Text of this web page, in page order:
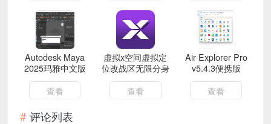
Autodesk Maya
2025玛雅中文版
查看
虚拟x空间虚拟定
位改战区无限分身
查看
Air Explorer Pro
v5.4.3便携版
查看
评论列表